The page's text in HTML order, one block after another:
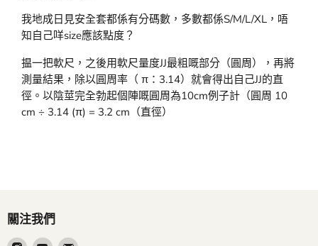
我地成日見安全套都係有分碼數，多數都係S/M/L/XL，唔
知自己咩size應該點度？
揾一把軟尺，之後用軟尺量度JJ最粗嘅部分（圓周），再將
測量結果，除以圓周率（ π：3.14）就會得出自己JJ的直
徑。以陰莖完全勃起個陣嘅圓周為10cm例子計（圓周 10
cm ÷ 3.14 (π) = 3.2 cm（直徑）
關注我們